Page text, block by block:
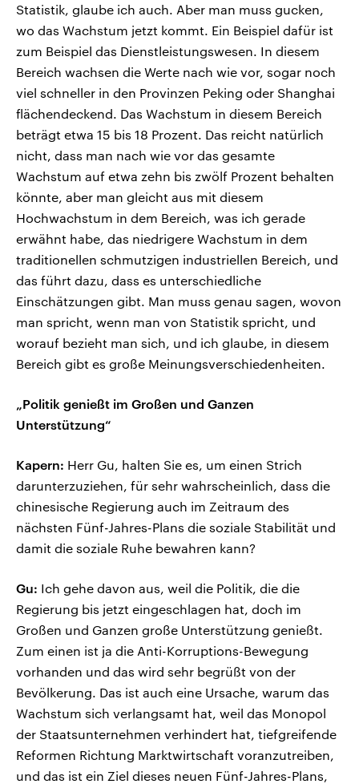
Statistik, glaube ich auch. Aber man muss gucken,
wo das Wachstum jetzt kommt. Ein Beispiel dafür ist
zum Beispiel das Dienstleistungswesen. In diesem
Bereich wachsen die Werte nach wie vor, sogar noch
viel schneller in den Provinzen Peking oder Shanghai
flächendeckend. Das Wachstum in diesem Bereich
beträgt etwa 15 bis 18 Prozent. Das reicht natürlich
nicht, dass man nach wie vor das gesamte
Wachstum auf etwa zehn bis zwölf Prozent behalten
könnte, aber man gleicht aus mit diesem
Hochwachstum in dem Bereich, was ich gerade
erwähnt habe, das niedrigere Wachstum in dem
traditionellen schmutzigen industriellen Bereich, und
das führt dazu, dass es unterschiedliche
Einschätzungen gibt. Man muss genau sagen, wovon
man spricht, wenn man von Statistik spricht, und
worauf bezieht man sich, und ich glaube, in diesem
Bereich gibt es große Meinungsverschiedenheiten.
„Politik genießt im Großen und Ganzen
Unterstützung“
Kapern: Herr Gu, halten Sie es, um einen Strich
darunterzuziehen, für sehr wahrscheinlich, dass die
chinesische Regierung auch im Zeitraum des
nächsten Fünf-Jahres-Plans die soziale Stabilität und
damit die soziale Ruhe bewahren kann?
Gu: Ich gehe davon aus, weil die Politik, die die
Regierung bis jetzt eingeschlagen hat, doch im
Großen und Ganzen große Unterstützung genießt.
Zum einen ist ja die Anti-Korruptions-Bewegung
vorhanden und das wird sehr begrüßt von der
Bevölkerung. Das ist auch eine Ursache, warum das
Wachstum sich verlangsamt hat, weil das Monopol
der Staatsunternehmen verhindert hat, tiefgreifende
Reformen Richtung Marktwirtschaft voranzutreiben,
und das ist ein Ziel dieses neuen Fünf-Jahres-Plans,